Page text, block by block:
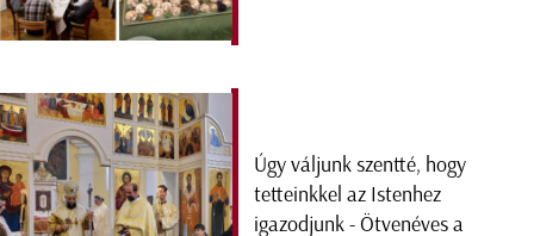
Úgy váljunk szentté, hogy
tetteinkkel az Istenhez
igazodjunk - Ötvenéves a